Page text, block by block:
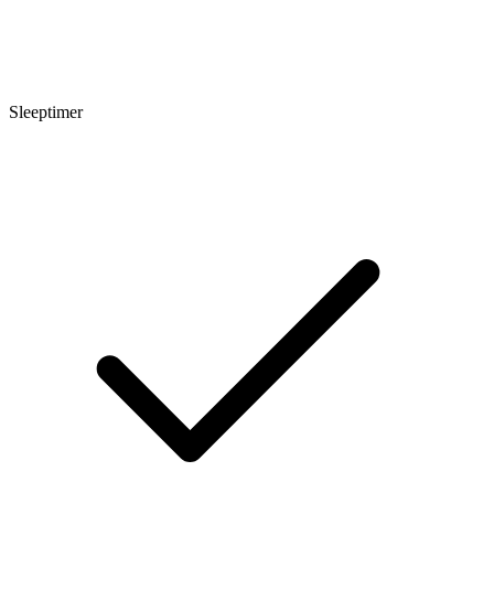
Sleeptimer